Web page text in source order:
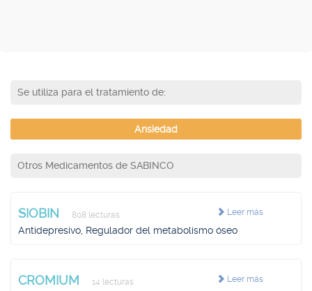
Se utiliza para el tratamiento de:
Ansiedad
Otros Medicamentos de SABINCO
Leer más
SIOBIN 808 lecturas
Antidepresivo, Regulador del metabolismo óseo
Leer más
CROMIUM 14 lecturas